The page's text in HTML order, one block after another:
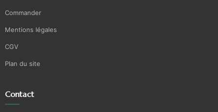
Commander
Mentions légales
CGV
Plan du site
Contact